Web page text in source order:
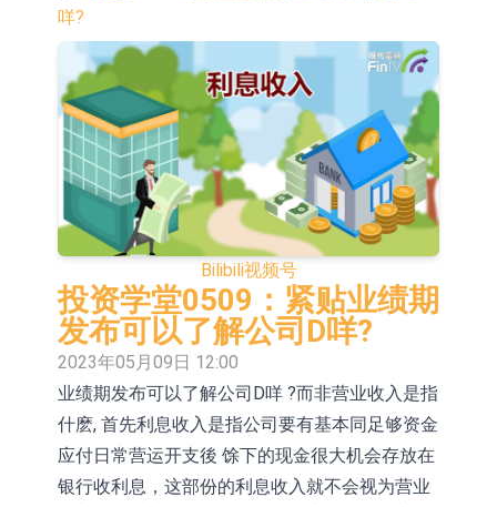
PCB、电子元器件等电子及机械产业
链一站式研发智造服务
工信部：鼓励民爆企业依法依规实施
重组整合
工信部：到2030年形成3-5家具有较
强国际运营能力的大型民爆企业集团
因美纳：首批由中国生产制造基地生
产的本土化产品完成客户交付
鲁阳节能：公司汽车衬垫 CCMAX、
E2K、HBD系列产品已实现量产销售
日韩股市收盘双双下挫
北京君正：预计后续仍将主要采用季
度调价的模式
【异动股】汽车整车板块下挫，北汽
蓝谷(600733.CN)跌6.38%
【异动股】港股涨幅榜前十，生物系
统工程股权(02902.HK)涨+231.25%，
中国智能健康(00348.HK)涨+133.33%
【异动股】钨板块拉升，中钨高新
(000657.CN)涨7.24%
【异动股】昨日打二板以上表现板块
咩?
Bilibili视频号
投资学堂0509：紧贴业绩期
发布可以了解公司D咩?
2023年05月09日 12:00
业绩期发布可以了解公司D咩 ?而非营业收入是指
什麽, 首先利息收入是指公司要有基本同足够资金
应付日常营运开支後 馀下的现金很大机会存放在
银行收利息，这部份的利息收入就不会视为营业